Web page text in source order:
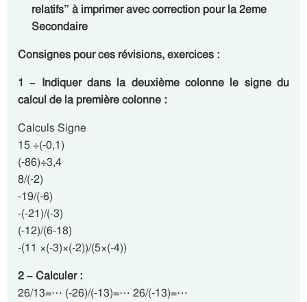
relatifs” à imprimer avec correction pour la 2eme
Secondaire
Consignes pour ces révisions, exercices :
1 – Indiquer dans la deuxième colonne le signe du
calcul de la première colonne :
Calculs Signe
15 ÷(-0,1)
(-86)÷3,4
8/(-2)
-19/(-6)
-(-21)/(-3)
(-12)/(6-18)
-(11 ×(-3)×(-2))/(5×(-4))
2 – Calculer :
26/13=⋯ (-26)/(-13)=⋯ 26/(-13)=⋯